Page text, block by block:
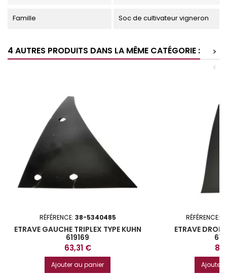
Famille Soc de cultivateur vigneron
4 AUTRES PRODUITS DANS LA MÊME CATÉGORIE :
>
<
RÉFÉRENCE: 38-5340485
ETRAVE GAUCHE TRIPLEX TYPE KUHN
619169
Prix
63,31 €
Ajouter au panier
RÉFÉRENCE:
ETRAVE
Prix
Ajouter